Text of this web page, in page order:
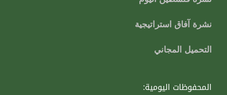
نشرة آفاق استراتيجية
التحميل المجاني
المحفوظات اليومية: